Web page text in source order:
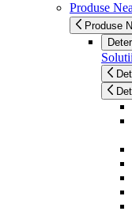
Produse
Produse